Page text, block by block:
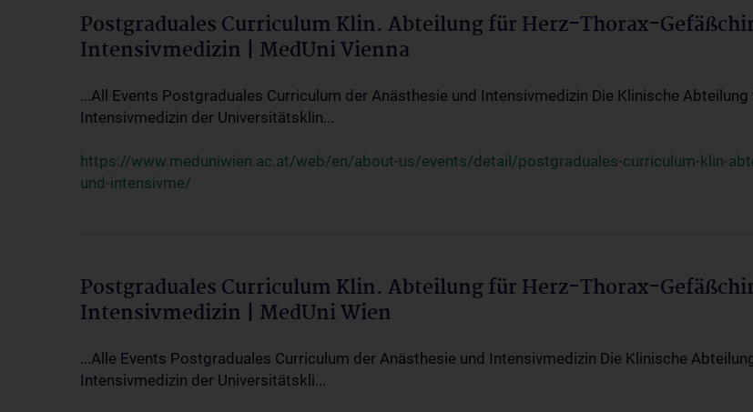
Postgraduales Curriculum Klin. Abteilung für Herz-Thorax-
Intensivmedizin | MedUni Vienna
...All Events Postgraduales Curriculum der Anästhesie und Intensivmedizin Die Klinische
Intensivmedizin der Universitätsklin...
https://www.meduniwien.ac.at/web/en/about-us/events/detail/postgraduales-curriculum-klin-
und-intensivme/
Postgraduales Curriculum Klin. Abteilung für Herz-Thorax-
Intensivmedizin | MedUni Wien
...Alle Events Postgraduales Curriculum der Anästhesie und Intensivmedizin Die Klinische
Intensivmedizin der Universitätskli...